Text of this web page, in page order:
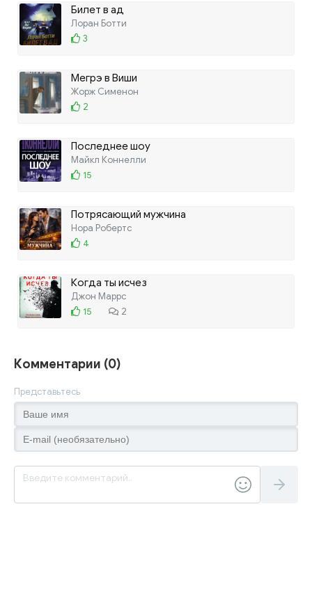
Билет в ад
Лоран Ботти
3
Мегрэ в Виши
Жорж Сименон
2
Последнее шоу
Майкл Коннелли
15
Потрясающий мужчина
Нора Робертс
4
Когда ты исчез
Джон Маррс
15
2
Комментарии (0)
Представьтесь